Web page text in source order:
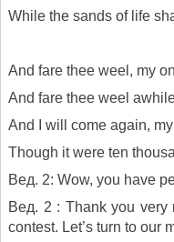
While the sands of life
And fare thee weel, my
And fare thee weel
And I will come again,
Though it were ten
Beд. 2: Wow, you have
Beд. 2 : Thank you very
contest. Let’s turn to our